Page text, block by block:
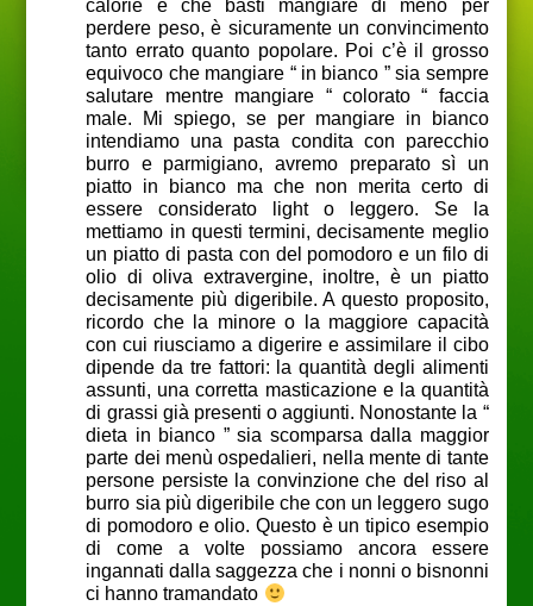
calorie e che basti mangiare di meno per
perdere peso, è sicuramente un convincimento
tanto errato quanto popolare. Poi c’è il grosso
equivoco che mangiare “ in bianco ” sia sempre
salutare mentre mangiare “ colorato “ faccia
male. Mi spiego, se per mangiare in bianco
intendiamo una pasta condita con parecchio
burro e parmigiano, avremo preparato sì un
piatto in bianco ma che non merita certo di
essere considerato light o leggero. Se la
mettiamo in questi termini, decisamente meglio
un piatto di pasta con del pomodoro e un filo di
olio di oliva extravergine, inoltre, è un piatto
decisamente più digeribile. A questo proposito,
ricordo che la minore o la maggiore capacità
con cui riusciamo a digerire e assimilare il cibo
dipende da tre fattori: la quantità degli alimenti
assunti, una corretta masticazione e la quantità
di grassi già presenti o aggiunti. Nonostante la “
dieta in bianco ” sia scomparsa dalla maggior
parte dei menù ospedalieri, nella mente di tante
persone persiste la convinzione che del riso al
burro sia più digeribile che con un leggero sugo
di pomodoro e olio. Questo è un tipico esempio
di come a volte possiamo ancora essere
ingannati dalla saggezza che i nonni o bisnonni
ci hanno tramandato